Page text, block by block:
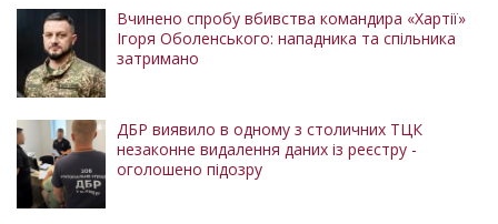
Вчинено спробу вбивства командира «Хартії»
Ігоря Оболенського: нападника та спільника
затримано
ДБР виявило в одному з столичних ТЦК
незаконне видалення даних із реєстру -
оголошено підозру